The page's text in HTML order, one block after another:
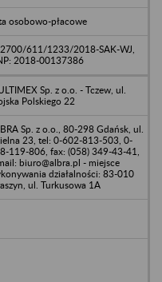
osobowo-płacowe
611/1233/2018-SAK-WJ,
2018-00137386
Sp. z o.o. - Tczew, ul.
Polskiego 22
Sp. z o.o., 80-298 Gdańsk, ul.
23, tel: 0-602-813-503, 0-
119-806, fax: (058) 349-43-41,
biuro@albra.pl - miejsce
działalności: 83-010
ul. Turkusowa 1A